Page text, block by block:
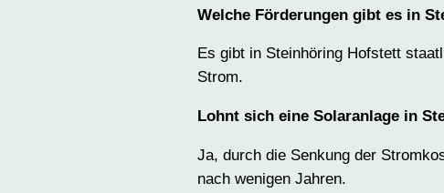
Welche Förderungen gibt es in
Es gibt in Steinhöring Hofstett
Strom.
Lohnt sich eine Solaranlage in
Ja, durch die Senkung der
nach wenigen Jahren.